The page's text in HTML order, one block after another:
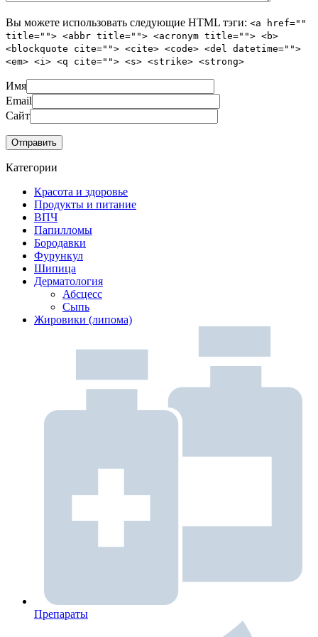
Вы можете использовать следующие HTML тэги: <a href=""
title=""> <abbr title=""> <acronym title=""> <b>
<blockquote cite=""> <cite> <code> <del datetime="">
<em> <i> <q cite=""> <s> <strike> <strong>
Имя
Email
Сайт
Категории
Красота и здоровье
Продукты и питание
ВПЧ
Папилломы
Бородавки
Фурункул
Шипица
Дерматология
Абсцесс
Сыпь
Жировики (липома)
Препараты